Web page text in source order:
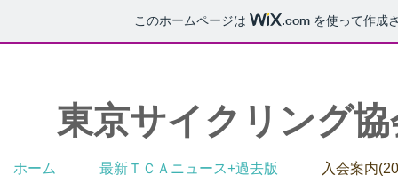
このホームページは .com を使って作成
東京サイクリング
ホーム 最新ＴＣＡニュース+過去版 入会案内